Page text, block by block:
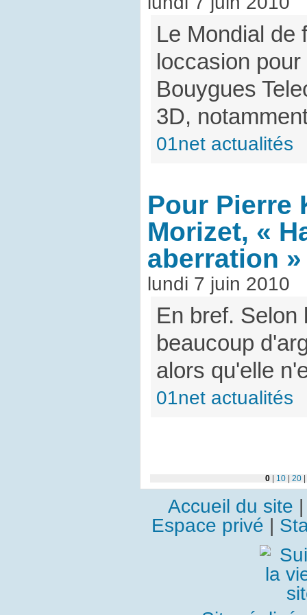
Le Mondial de
loccasion
Bouygues
3D,
01net actualités
Pour Pierre
Morizet, «
aberration »
lundi 7 juin 2010
En bref. Selon
beaucoup
alors qu'elle
01net actualités
0 | 10 | 20 |
Accueil du site
Espace privé |